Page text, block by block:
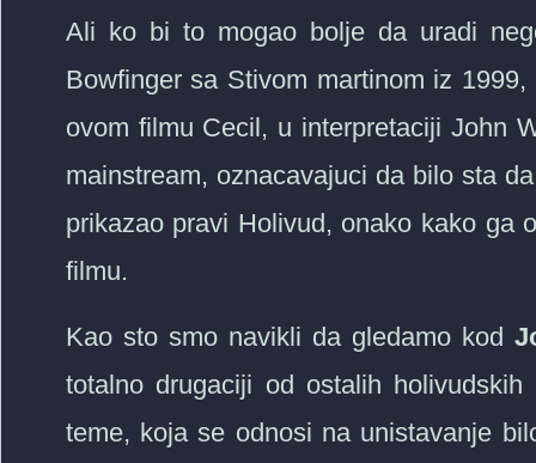
Ali ko bi to mogao bolje da uradi
Bowfinger sa Stivom martinom iz
ovom filmu Cecil, u interpretaciji John
mainstream, oznacavajuci da bilo sta
prikazao pravi Holivud, onako kako ga
filmu.
Kao sto smo navikli da gledamo kod
totalno drugaciji od ostalih
teme, koja se odnosi na unistavanje